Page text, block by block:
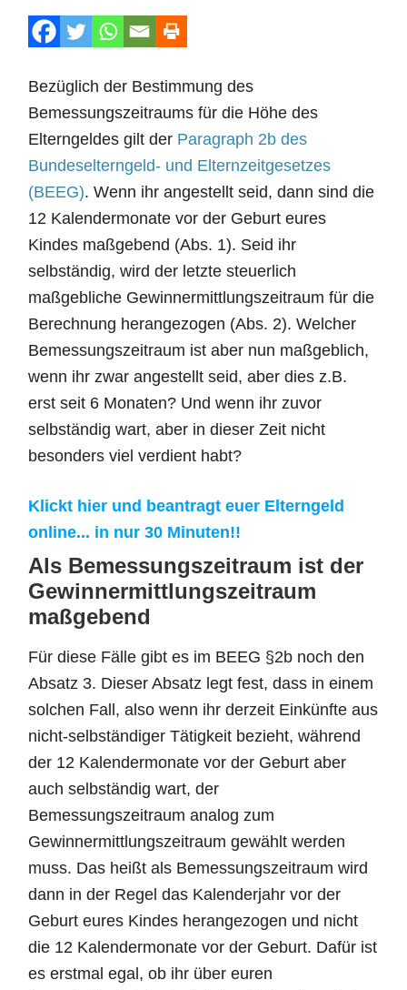
Bezüglich der Bestimmung des
Bemessungszeitraums für die Höhe des
Elterngeldes gilt der Paragraph 2b des
Bundeselterngeld- und Elternzeitgesetzes
(BEEG). Wenn ihr angestellt seid, dann sind die
12 Kalendermonate vor der Geburt eures
Kindes maßgebend (Abs. 1). Seid ihr
selbständig, wird der letzte steuerlich
maßgebliche Gewinnermittlungszeitraum für die
Berechnung herangezogen (Abs. 2). Welcher
Bemessungszeitraum ist aber nun maßgeblich,
wenn ihr zwar angestellt seid, aber dies z.B.
erst seit 6 Monaten? Und wenn ihr zuvor
selbständig wart, aber in dieser Zeit nicht
besonders viel verdient habt?
Klickt hier und beantragt euer Elterngeld
online... in nur 30 Minuten!!
Als Bemessungszeitraum ist der
Gewinnermittlungszeitraum
maßgebend
Für diese Fälle gibt es im BEEG §2b noch den
Absatz 3. Dieser Absatz legt fest, dass in einem
solchen Fall, also wenn ihr derzeit Einkünfte aus
nicht-selbständiger Tätigkeit bezieht, während
der 12 Kalendermonate vor der Geburt aber
auch selbständig wart, der
Bemessungszeitraum analog zum
Gewinnermittlungszeitraum gewählt werden
muss. Das heißt als Bemessungszeitraum wird
dann in der Regel das Kalenderjahr vor der
Geburt eures Kindes herangezogen und nicht
die 12 Kalendermonate vor der Geburt. Dafür ist
es erstmal egal, ob ihr über euren